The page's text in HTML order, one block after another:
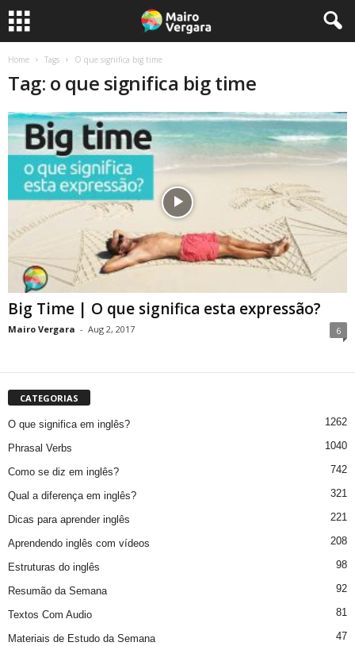
Home Tags O que significa big time
Tag: o que significa big time
Big Time | O que significa esta expressão?
Mairo Vergara - Aug 2, 2017 6
CATEGORIAS
O que significa em inglês? 1262
Phrasal Verbs 1040
Como se diz em inglês? 742
Qual a diferença em inglês? 321
Dicas para aprender inglês 221
Aprendendo inglês com vídeos 208
Estruturas do inglês 98
Resumão da Semana 92
Textos Com Audio 81
Materiais de Estudo da Semana 47